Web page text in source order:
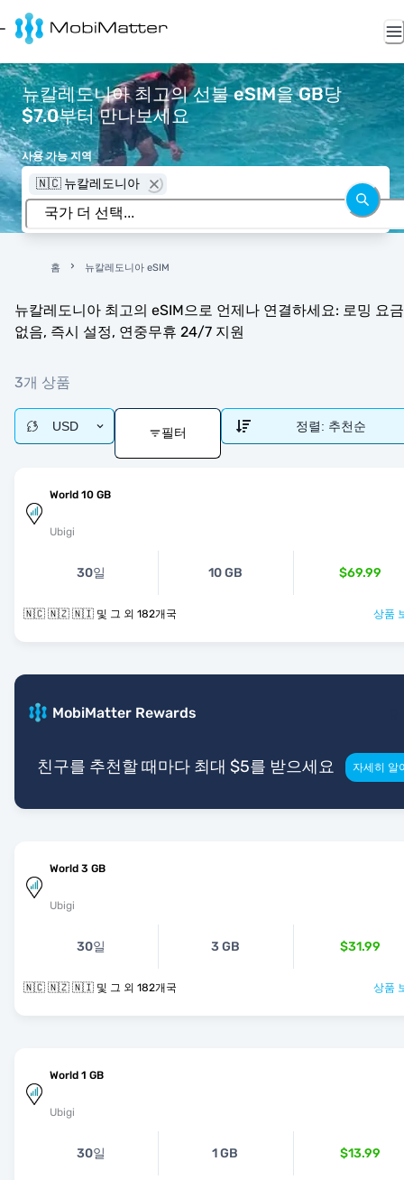
뉴칼레도니아 최고의 선불 eSIM을 GB당
$7.0부터 만나보세요
사용 가능 지역
🇳🇨 뉴칼레도니아
홈 뉴칼레도니아 eSIM
뉴칼레도니아 최고의 eSIM으로 언제나 연결하세요: 로밍 요금
없음, 즉시 설정, 연중무휴 24/7 지원
3개 상품
USD 필터 정렬: 추천순
World 10 GB
Ubigi
30일 10 GB $69.99
🇳🇨 🇳🇿 🇳🇮 및 그 외 182개국 상품
MobiMatter Rewards
친구를 추천할 때마다 최대 $5를 받으세요 자세히 알
World 3 GB
Ubigi
30일 3 GB $31.99
🇳🇨 🇳🇿 🇳🇮 및 그 외 182개국 상품
World 1 GB
Ubigi
30일 1 GB $13.99